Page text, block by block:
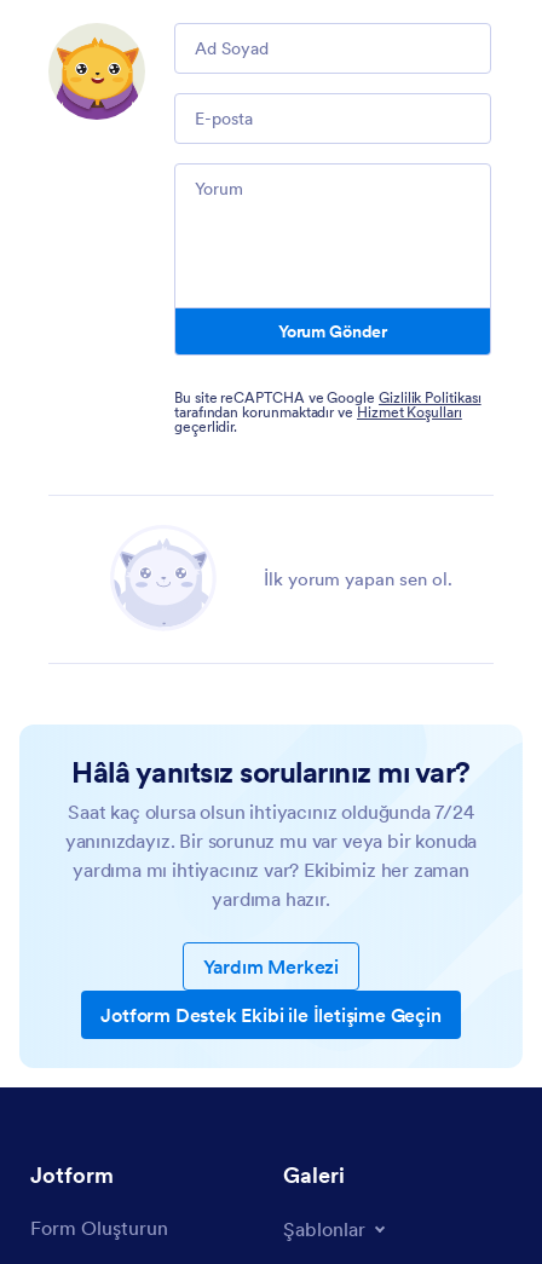
Comment
Email
Comment
Yorum Gönder
Bu site reCAPTCHA ve Google Gizlilik Politikası
tarafından korunmaktadır ve Hizmet Koşulları
geçerlidir.
İlk yorum yapan sen ol.
Hâlâ yanıtsız sorularınız mı var?
Saat kaç olursa olsun ihtiyacınız olduğunda 7/24
yanınızdayız. Bir sorunuz mu var veya bir konuda
yardıma mı ihtiyacınız var? Ekibimiz her zaman
yardıma hazır.
Yardım Merkezi
Jotform Destek Ekibi ile İletişime Geçin
Jotform
Form Oluşturun
Galeri
Şablonlar